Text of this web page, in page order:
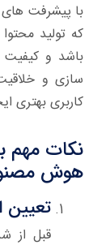
با پیشرفت های
که تولید
باشد و کیفیت
سازی و
کاربری بهتری
نکات مهم
هوش
تعیین
قبل از